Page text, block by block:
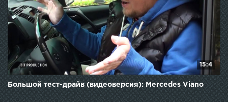
15:4
Большой тест-драйв (видеоверсия): Mercedes Viano